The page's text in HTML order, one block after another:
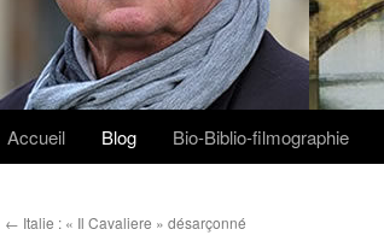
Aller
contenu
Accueil Blog Bio-Biblio-filmographie
← Italie : « Il Cavaliere » désarçonné